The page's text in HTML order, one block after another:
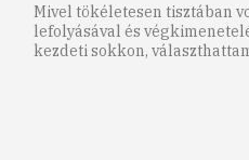
Mivel tökéletesen tisztában
lefolyásával és
kezdeti sokkon,